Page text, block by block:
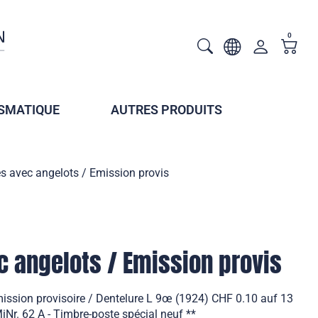
0
AUTRES PRODUITS
avec angelots / Emission provis
angelots / Emission provis
provisoire / Dentelure L 9œ (1924) CHF 0.10 auf 13
62 A - Timbre-poste spécial neuf **